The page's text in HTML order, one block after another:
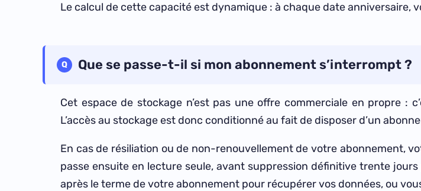
Le calcul de cette capacité est dynamique : à chaque date anniversaire,
Que se passe-t-il si mon abonnement s’interrompt ?
Cet espace de stockage n’est pas une offre commerciale en propre :
L’accès au stockage est donc conditionné au fait de disposer d’un
En cas de résiliation ou de non-renouvellement de votre abonnement,
passe ensuite en lecture seule, avant suppression définitive trente
après le terme de votre abonnement pour récupérer vos données, ou